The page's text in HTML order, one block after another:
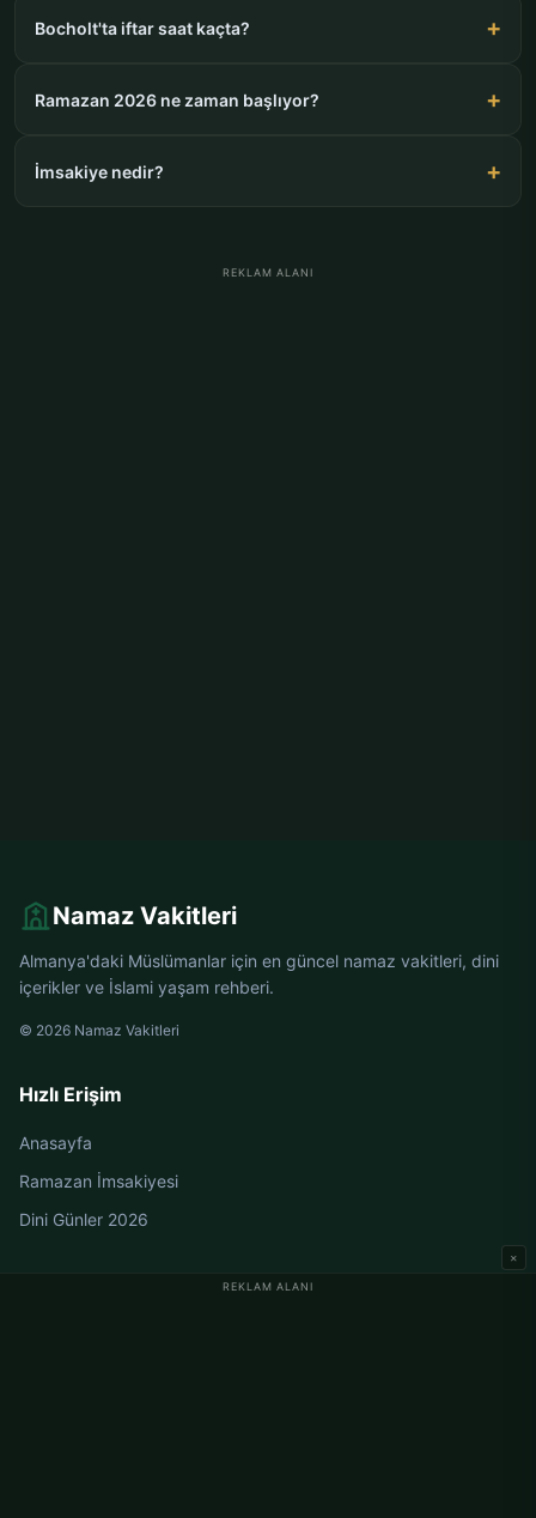
Bocholt'ta iftar saat kaçta?
Ramazan 2026 ne zaman başlıyor?
İmsakiye nedir?
REKLAM ALANI
REKLAM ALANI
×
Namaz Vakitleri
Almanya'daki Müslümanlar için en güncel namaz vakitleri, dini
içerikler ve İslami yaşam rehberi.
© 2026 Namaz Vakitleri
Hızlı Erişim
Anasayfa
Ramazan İmsakiyesi
Dini Günler 2026
Almanya Namaz Vakitleri